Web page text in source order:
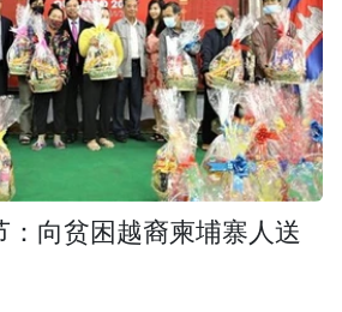
：向贫困越裔柬埔寨人送